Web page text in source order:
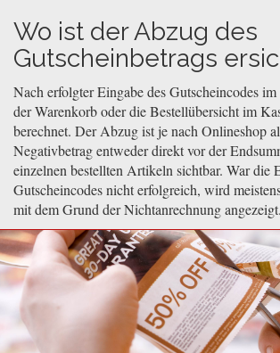
Wo ist der Abzug des
Gutscheinbetrags
Nach erfolgter Eingabe des Gutscheincodes
der Warenkorb oder die Bestellübersicht im
berechnet. Der Abzug ist je nach Onlineshop
Negativbetrag entweder direkt vor der
einzelnen bestellten Artikeln sichtbar. War die
Gutscheincodes nicht erfolgreich, wird
mit dem Grund der Nichtanrechnung angezeigt.